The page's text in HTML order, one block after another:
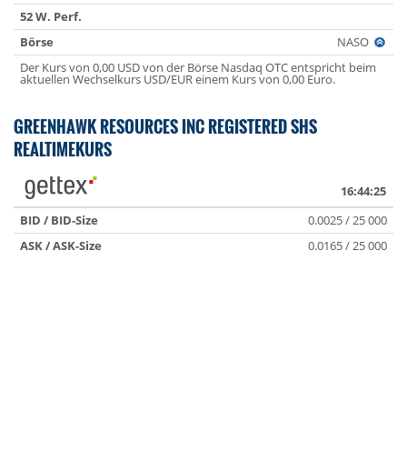
52 W. Perf.
Börse
NASO
Der Kurs von 0,00 USD von der Börse Nasdaq OTC entspricht beim
aktuellen Wechselkurs USD/EUR einem Kurs von 0,00 Euro.
GREENHAWK RESOURCES INC REGISTERED SHS
REALTIMEKURS
16:44:25
BID / BID-Size
0.0025 / 25 000
ASK / ASK-Size
0.0165 / 25 000